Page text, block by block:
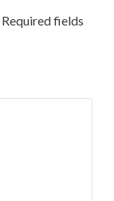
Required fields